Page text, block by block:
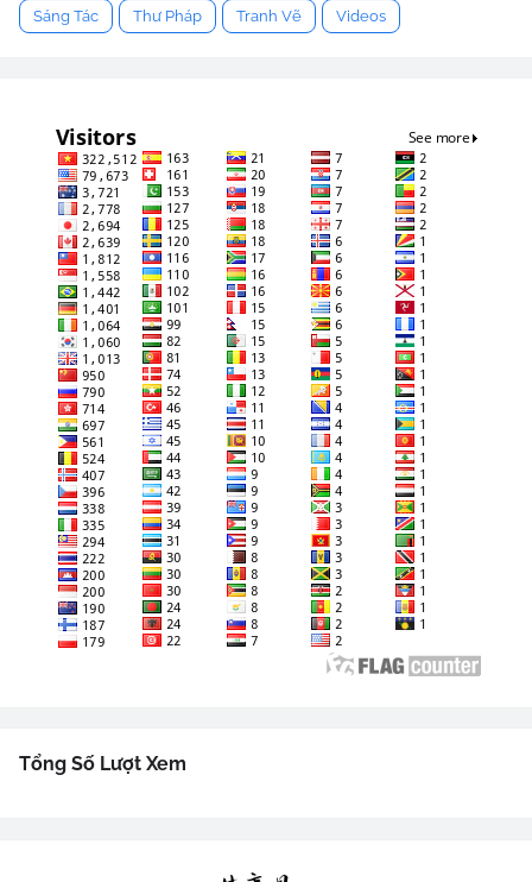
Sáng Tác Thư Pháp Tranh Vẽ Videos
Tổng Số Lượt Xem